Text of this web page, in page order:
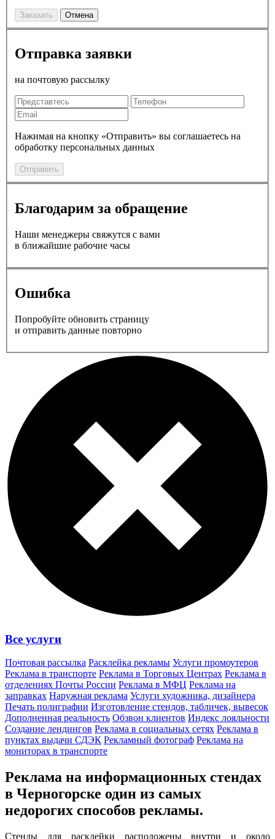
Заказать Отмена
Отправка заявки
на почтовую рассылку
Нажимая на кнопку «Отправить» вы соглашаетесь на
обработку персональных данных
Отправить
Благодарим за обращение
Наши менеджеры свяжутся с вами
в ближайшие рабочие часы
Ошибка
Попробуйте обновить страницу
и отправить данные повторно
Все услуги
Почтовая рассылка Расклейка рекламы Услуги промоутеров
Реклама в транспорте Реклама в Торговых Центрах Реклама в
отделениях Почты России Реклама в МФЦ Реклама на
заправках Наружная реклама Услуги художника, дизайнера
Печать полиграфии Изготовление стендов, табличек, вывесок
Дополненная реальность Обзвон клиентов Индекс лояльности
Создание лендингов Реклама в социальных сетях Реклама в
пунктах выдачи СДЭК Рекламный фотограф Реклама на
мониторах в транспорте
Реклама на информационных стендах
в Черногорске один из самых
недорогих способов рекламы.
Стенды для расклейки расположены внутри и около